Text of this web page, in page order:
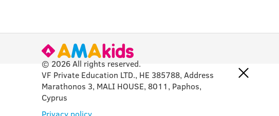
© 2026 All rights reserved.
VF Private Education LTD., HE 385788, Address
Marathonos 3, MALI HOUSE, 8011, Paphos,
Cyprus